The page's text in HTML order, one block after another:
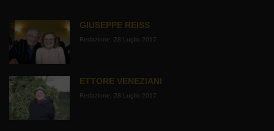
GIUSEPPE REISS
Redazione 28 Luglio 2017
ETTORE VENEZIANI
Redazione 28 Luglio 2017